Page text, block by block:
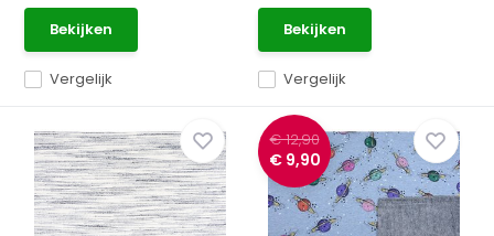
Vergelijk
Bekijken
Vergelijk
Bekijken
€ 12,90
€ 9,90